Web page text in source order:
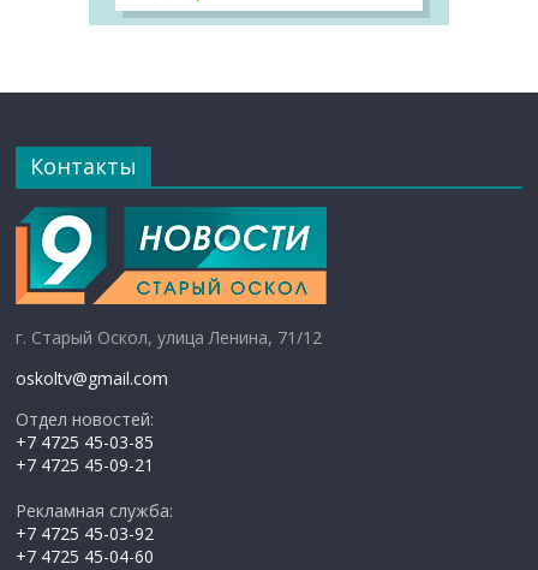
Контакты
г. Старый Оскол, улица Ленина, 71/12
oskoltv@gmail.com
Отдел новостей:
+7 4725 45-03-85
+7 4725 45-09-21
Рекламная служба:
+7 4725 45-03-92
+7 4725 45-04-60